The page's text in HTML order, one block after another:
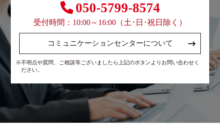
050-5799-8574
受付時間：10:00～16:00（土･日･祝日除く）
コミュニケーションセンターについて
※不明点や質問、ご相談等ございましたら上記のボタンよりお問い合わせく
ださい。